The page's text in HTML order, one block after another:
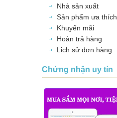
Nhà sản xuất
Sản phẩm ưa thích
Khuyến mãi
Hoàn trả hàng
Lịch sử đơn hàng
Chứng nhận uy tín